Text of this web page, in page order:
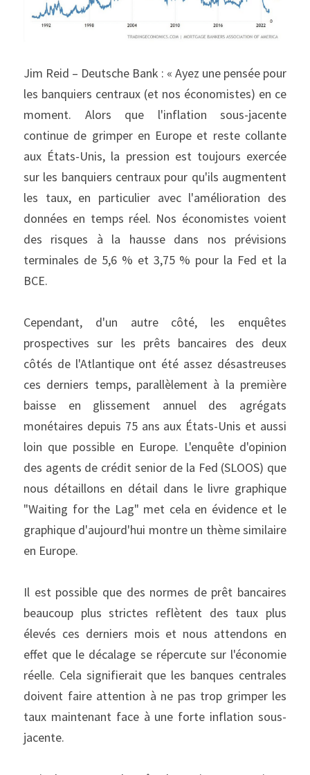
Jim Reid – Deutsche Bank : « Ayez une pensée pour
les banquiers centraux (et nos économistes) en ce
moment. Alors que l'inflation sous-jacente
continue de grimper en Europe et reste collante
aux États-Unis, la pression est toujours exercée
sur les banquiers centraux pour qu'ils augmentent
les taux, en particulier avec l'amélioration des
données en temps réel. Nos économistes voient
des risques à la hausse dans nos prévisions
terminales de 5,6 % et 3,75 % pour la Fed et la
BCE.
Cependant, d'un autre côté, les enquêtes
prospectives sur les prêts bancaires des deux
côtés de l'Atlantique ont été assez désastreuses
ces derniers temps, parallèlement à la première
baisse en glissement annuel des agrégats
monétaires depuis 75 ans aux États-Unis et aussi
loin que possible en Europe. L'enquête d'opinion
des agents de crédit senior de la Fed (SLOOS) que
nous détaillons en détail dans le livre graphique
"Waiting for the Lag" met cela en évidence et le
graphique d'aujourd'hui montre un thème similaire
en Europe.
Il est possible que des normes de prêt bancaires
beaucoup plus strictes reflètent des taux plus
élevés ces derniers mois et nous attendons en
effet que le décalage se répercute sur l'économie
réelle. Cela signifierait que les banques centrales
doivent faire attention à ne pas trop grimper les
taux maintenant face à une forte inflation sous-
jacente.